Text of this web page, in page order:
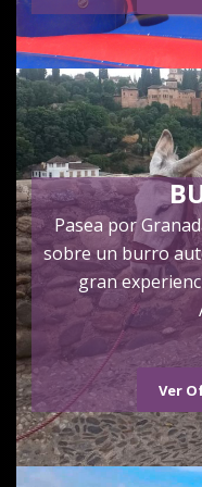
Combina y personaliza
ahora y reserva tú
Servicios
El grupo Despedidas
convirtiéndose en
despedidas de soltero
nuestros clientes
despedida y
espectáculo, opciones
seleccionamos los
strippers, discotecas…
trabajo posible.
Damos un servicio
despedidas de soltero
diferente al resto,
despedidas de soltera
puedas imaginar.
Pasea por
sobre un burro
gran
Ver